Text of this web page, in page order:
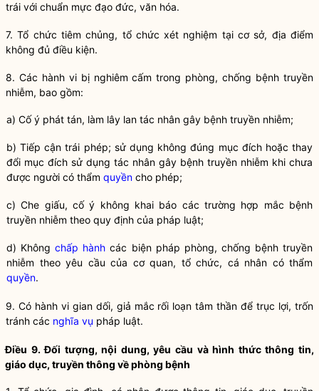
trái với chuẩn mực đạo đức, văn hóa.
7. Tổ chức tiêm chủng, tổ chức xét nghiệm tại cơ sở, địa điểm
không đủ điều kiện.
8. Các hành vi bị nghiêm cấm trong phòng, chống bệnh truyền
nhiễm, bao gồm:
a) Cố ý phát tán, làm lây lan tác nhân gây bệnh truyền nhiễm;
b) Tiếp cận trái phép; sử dụng không đúng mục đích hoặc thay
đổi mục đích sử dụng tác nhân gây bệnh truyền nhiễm khi chưa
được người có thẩm quyền cho phép;
c) Che giấu, cố ý không khai báo các trường hợp mắc bệnh
truyền nhiễm theo quy định của pháp luật;
d) Khôngchấp hành các biện pháp phòng, chống bệnh truyền
nhiễm theo yêu cầu của cơ quan, tổ chức, cá nhân có thẩm
quyền.
9. Có hành vi gian dối, giả mắc rối loạn tâm thần để trục lợi, trốn
tránh các nghĩa vụ pháp luật.
Điều 9. Đối tượng, nội dung, yêu cầu và hình thức thông tin,
giáo dục, truyền thông vềphòng bệnh